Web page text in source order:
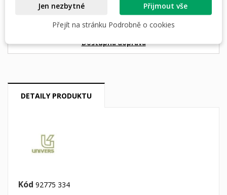
skladem
Dostupná doprava
DETAILY PRODUKTU
Kód 92775 334
Jen nezbytné
Přijmout vše
Přejít na stránku Podrobně o cookies